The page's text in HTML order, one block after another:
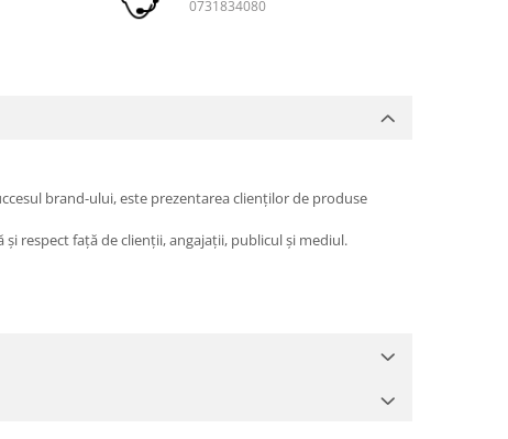
0731834080
brand-ului, este prezentarea clienților de produse
respect față de clienții, angajații, publicul și mediul.